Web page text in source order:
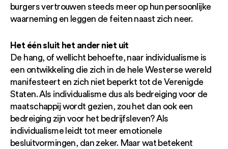
burgers vertrouwen steeds meer op hun persoonlijke
waarneming en leggen de feiten naast zich neer.
Het één sluit het ander niet uit
De hang, of wellicht behoefte, naar individualisme is
een ontwikkeling die zich in de hele Westerse wereld
manifesteert en zich niet beperkt tot de Verenigde
Staten. Als individualisme dus als bedreiging voor de
maatschappij wordt gezien, zou het dan ook een
bedreiging zijn voor het bedrijfsleven? Als
individualisme leidt tot meer emotionele
besluitvormingen, dan zeker. Maar wat betekent